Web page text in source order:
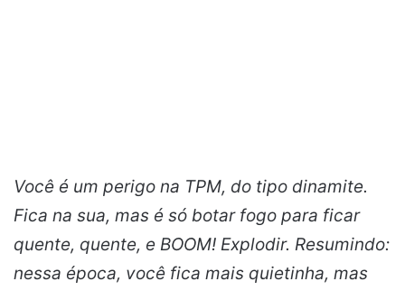
Você é um perigo na TPM, do tipo dinamite.
Fica na sua, mas é só botar fogo para ficar
quente, quente, e BOOM! Explodir. Resumindo:
nessa época, você fica mais quietinha, mas